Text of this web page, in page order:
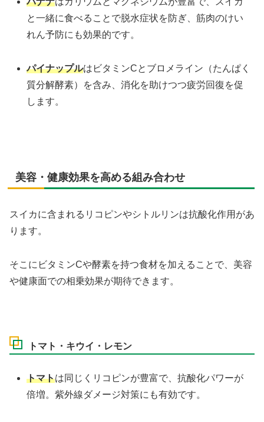
と一緒に食べることで脱水症状を防ぎ、筋肉のけい
れん予防にも効果的です。
パイナップルはビタミンCとブロメライン（たんぱく
質分解酵素）を含み、消化を助けつつ疲労回復を促
します。
美容・健康効果を高める組み合わせ
スイカに含まれるリコピンやシトルリンは抗酸化作用があ
ります。
そこにビタミンCや酵素を持つ食材を加えることで、美容
や健康面での相乗効果が期待できます。
トマト・キウイ・レモン
トマトは同じくリコピンが豊富で、抗酸化パワーが
倍増。紫外線ダメージ対策にも有効です。